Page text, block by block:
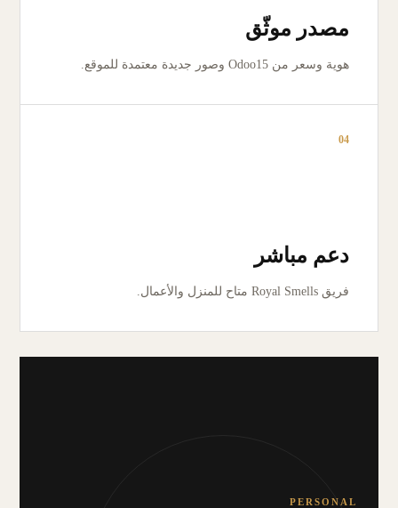
مصدر موثّق
هوية وسعر من Odoo15 وصور جديدة معتمدة للموقع.
04
دعم مباشر
فريق Royal Smells متاح للمنزل والأعمال.
PERSONAL